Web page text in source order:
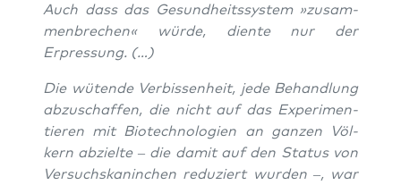
Auch dass das Gesund­heits­sys­tem »zusam­
men­bre­chen« wür­de, dien­te nur der
Erpressung. (…)
Die wüten­de Ver­bis­sen­heit, jede Behand­lung
abzu­schaf­fen, die nicht auf das Expe­ri­men­
tie­ren mit Bio­tech­no­lo­gien an gan­zen Völ­
kern abziel­te – die damit auf den Sta­tus von
Ver­suchs­ka­nin­chen redu­ziert wur­den –, war